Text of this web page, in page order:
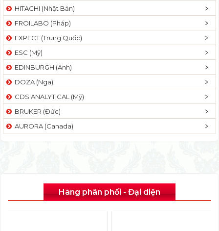
HITACHI (Nhật Bản)
FROILABO (Pháp)
EXPECT (Trung Quốc)
ESC (Mỹ)
EDINBURGH (Anh)
DOZA (Nga)
CDS ANALYTICAL (Mỹ)
BRUKER (Đức)
AURORA (Canada)
Hãng phân phối - Đại diện